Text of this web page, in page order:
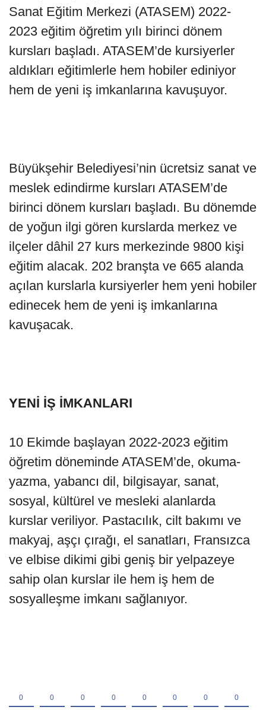
Sanat Eğitim Merkezi (ATASEM) 2022-
2023 eğitim öğretim yılı birinci dönem
kursları başladı. ATASEM’de kursiyerler
aldıkları eğitimlerle hem hobiler ediniyor
hem de yeni iş imkanlarına kavuşuyor.
Büyükşehir Belediyesi’nin ücretsiz sanat ve
meslek edindirme kursları ATASEM’de
birinci dönem kursları başladı. Bu dönemde
de yoğun ilgi gören kurslarda merkez ve
ilçeler dâhil 27 kurs merkezinde 9800 kişi
eğitim alacak. 202 branşta ve 665 alanda
açılan kurslarla kursiyerler hem yeni hobiler
edinecek hem de yeni iş imkanlarına
kavuşacak.
YENİ İŞ İMKANLARI
10 Ekimde başlayan 2022-2023 eğitim
öğretim döneminde ATASEM’de, okuma-
yazma, yabancı dil, bilgisayar, sanat,
sosyal, kültürel ve mesleki alanlarda
kurslar veriliyor. Pastacılık, cilt bakımı ve
makyaj, aşçı çırağı, el sanatları, Fransızca
ve elbise dikimi gibi geniş bir yelpazeye
sahip olan kurslar ile hem iş hem de
sosyalleşme imkanı sağlanıyor.